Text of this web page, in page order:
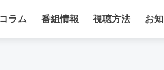
コラム 番組情報 視聴方法 お